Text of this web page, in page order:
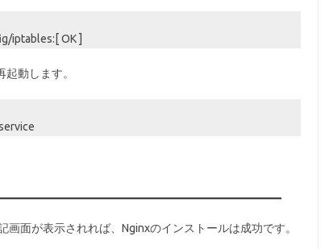
iptables:[ OK ]
動します。
面が表示されれば、Nginxのインストールは成功です。